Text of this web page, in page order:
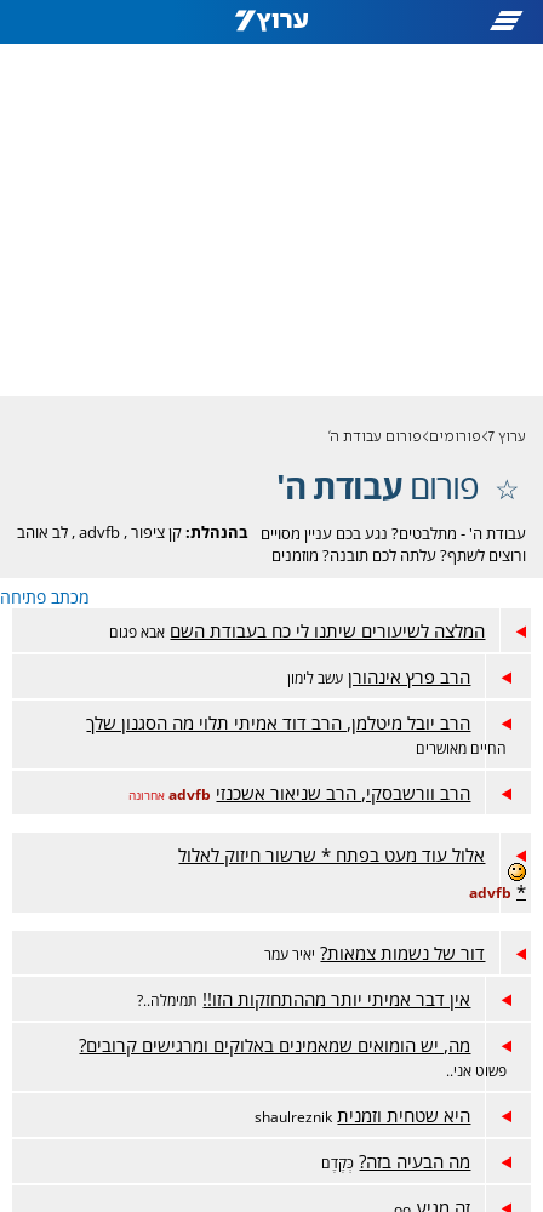
ערוץ 7 פורומים פורום עבודת ה'
פורוםעבודת ה'
בהנהלת:קן ציפור,
advfb
,לב אוהב
עבודת ה' - מתלבטים? נגע בכם עניין מסויים
ורוצים לשתף? עלתה לכם תובנה? מוזמנים
מכתב פתיחה
המלצה לשיעורים שיתנו לי כח בעבודת השם אבא פגום
הרב פרץ אינהורן עשב לימון
הרב יובל מיטלמן, הרב דוד אמיתי תלוי מה הסגנון שלך
החיים מאושרים
הרב וורשבסקי, הרב שניאור אשכנזי advfb אחרונה
אלול עוד מעט בפתח * שרשור חיזוק לאלול
*
advfb
דור של נשמות צמאות? יאיר עמר
אין דבר אמיתי יותר מההתחזקות הזו!! תמימלה..?
מה, יש הומואים שמאמינים באלוקים ומרגישים קרובים?
פשוט אני..
היא שטחית וזמנית shaulreznik
מה הבעיה בזה? כְּקֶדֶם